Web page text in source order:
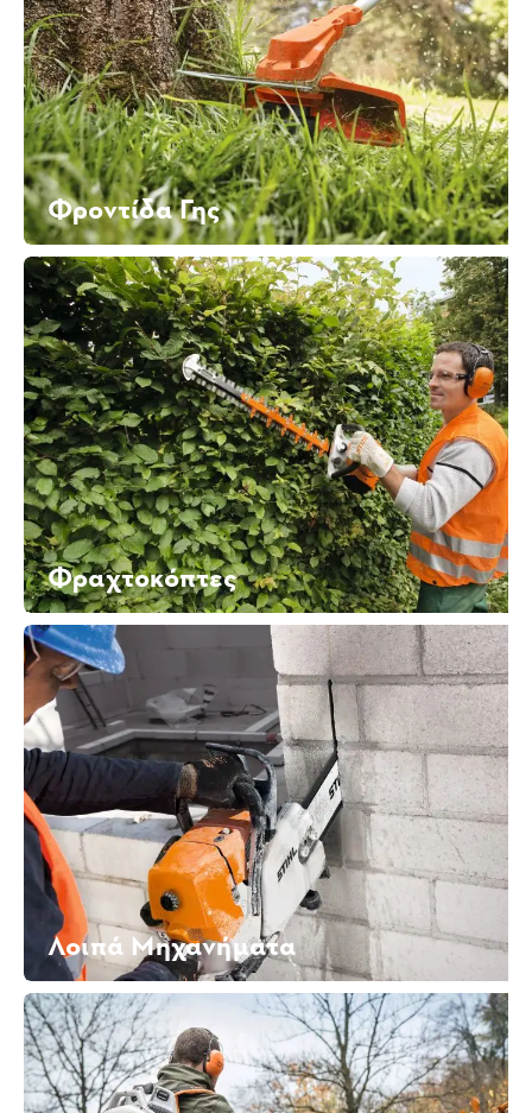
Φροντίδα Γης
Φραχτοκόπτες
Λοιπά Μηχανήματα